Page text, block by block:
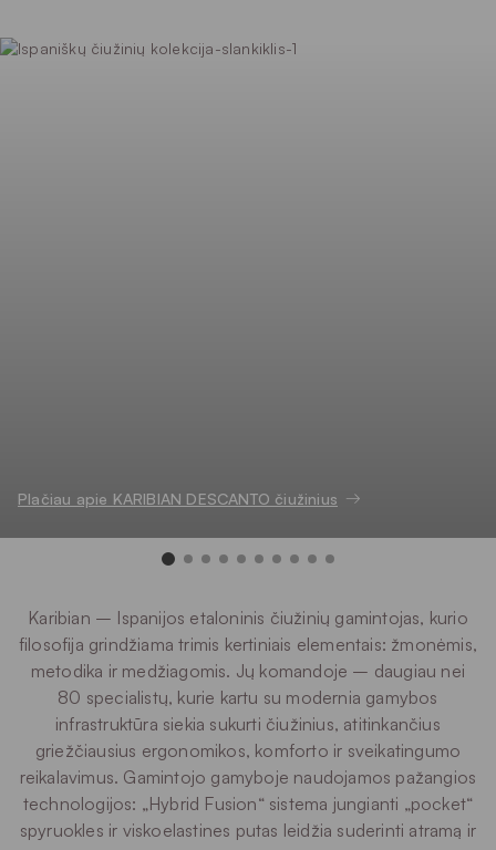
Plačiau apie KARIBIAN DESCANTO čiužinius
Karibian – Ispanijos etaloninis čiužinių gamintojas, kurio
filosofija grindžiama trimis kertiniais elementais: žmonėmis,
metodika ir medžiagomis. Jų komandoje – daugiau nei
80 specialistų, kurie kartu su modernia gamybos
infrastruktūra siekia sukurti čiužinius, atitinkančius
griežčiausius ergonomikos, komforto ir sveikatingumo
reikalavimus. Gamintojo gamyboje naudojamos pažangios
technologijos: „Hybrid Fusion“ sistema jungianti „pocket“
spyruokles ir viskoelastines putas leidžia suderinti atramą ir